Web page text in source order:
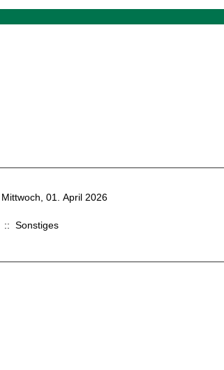
Mittwoch, 01. April 2026
:: Sonstiges